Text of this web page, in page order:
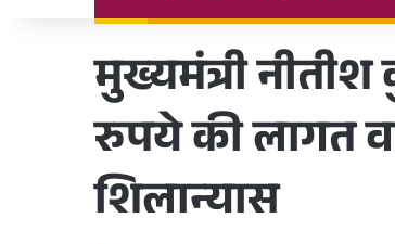
मुख्यमंत्री
रुपये की लागत
शिलान्यास